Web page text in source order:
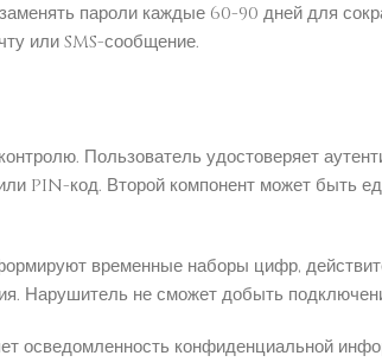
пароли каждые 60-90 дней для
или SMS-сообщение.
Пользователь удостоверяет
PIN-код. Второй компонент может быть
временные наборы цифр,
не сможет добыть
осведомленность конфиденциальной